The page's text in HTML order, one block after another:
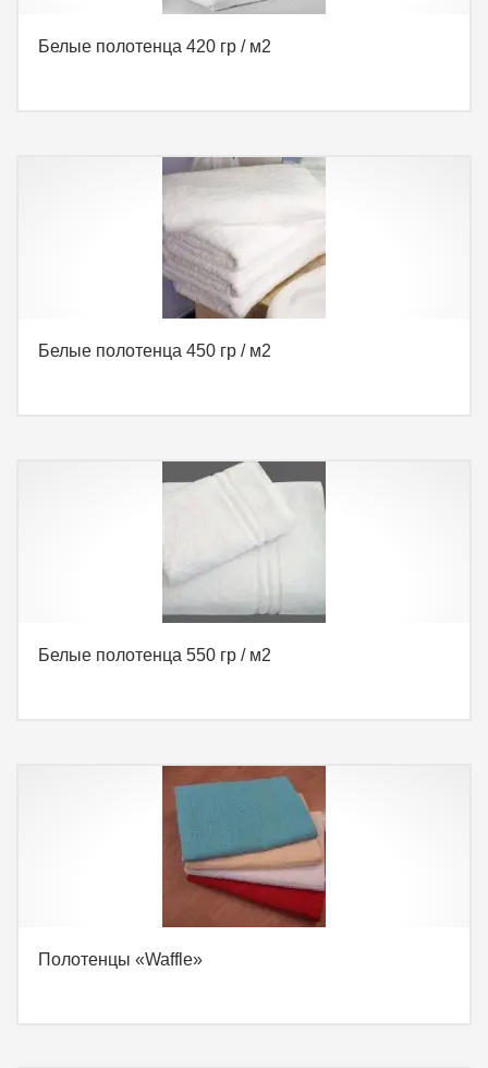
Белые полотенца 420 гр / м2
Белые полотенца 450 гр / м2
Белые полотенца 550 гр / м2
Полотенцы «Waffle»